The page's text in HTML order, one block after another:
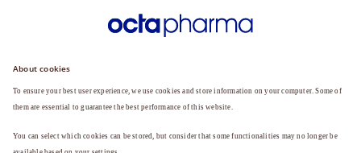
ANMELDEN